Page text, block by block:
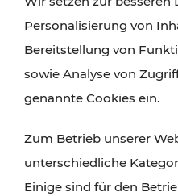
Ausflugstipps
Wien, Niederösterreich
Wanderungen, Kultur
Radtouren oder purer
Attraktionen sind mit
Personalisierung von
Bereitstellung von
sowie Analyse von
genannte Cookies ein.
Zum Betrieb unserer
unterschiedliche
Einige sind für den